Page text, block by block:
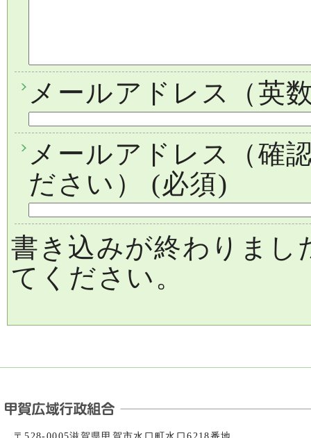
メールアドレス（英
メールアドレス（確
ださい）
(必須)
書き込みが終わりまし
てください。